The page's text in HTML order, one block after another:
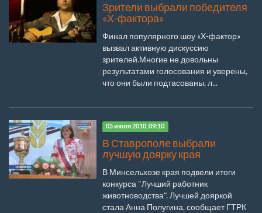
Зрители выбрали победителя
«Х-фактора»
Финал популярного шоу «Х-фактор»
вызвал активную дискуссию
зрителей.Многие не довольны
результатами голосования и уверены,
что они были подтасованы, л...
05 июля 2010, 09:10
В Ставрополе выбрали
лучшую доярку края
В Минсельхозе края подвели итоги
конкурса "Лучший работник
животноводства". Лучшей дояркой
стала Анна Полугина, сообщает ГТРК